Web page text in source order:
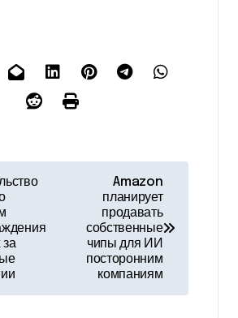
Amazon
планирует
продавать
собственные
чипы для ИИ
посторонним
компаниям